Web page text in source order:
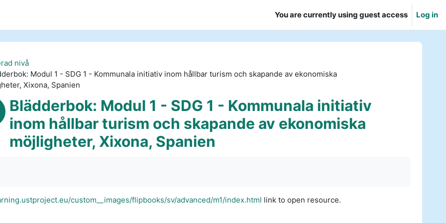
You are currently using guest access Log in
nivå
Modul 1 - SDG 1 - Kommunala initiativ inom hållbar turism och skapande av ekonomiska
Xixona, Spanien
Blädderbok: Modul 1 - SDG 1 - Kommunala initiativ
inom hållbar turism och skapande av ekonomiska
möjligheter, Xixona, Spanien
custom__images/flipbooks/sv/advanced/m1/index.html link to open resource.